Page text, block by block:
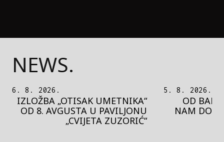
NEWS.
5. 8. 2026.
OD BAROKA DO REJVA: ŠTA
NAM DONOSI NOVI BUPBAP
FESTIVAL?
5. 8. 2026.
PEDJA
MOTIVE